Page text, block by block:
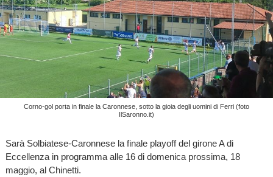
Corno-gol porta in finale la Caronnese, sotto la gioia degli uomini di Ferri (foto
IlSaronno.it)
Sarà Solbiatese-Caronnese la finale playoff del girone A di
Eccellenza in programma alle 16 di domenica prossima, 18
maggio, al Chinetti.